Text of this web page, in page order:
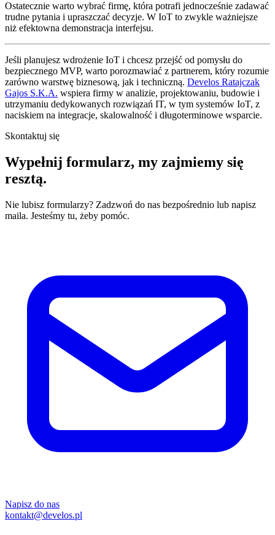
Ostatecznie warto wybrać firmę, która potrafi jednocześnie zadawać
trudne pytania i upraszczać decyzje. W IoT to zwykle ważniejsze
niż efektowna demonstracja interfejsu.
Jeśli planujesz wdrożenie IoT i chcesz przejść od pomysłu do
bezpiecznego MVP, warto porozmawiać z partnerem, który rozumie
zarówno warstwę biznesową, jak i techniczną. Develos Ratajczak
Gajos S.K.A. wspiera firmy w analizie, projektowaniu, budowie i
utrzymaniu dedykowanych rozwiązań IT, w tym systemów IoT, z
naciskiem na integracje, skalowalność i długoterminowe wsparcie.
Skontaktuj się
Wypełnij formularz, my zajmiemy się
resztą.
Nie lubisz formularzy? Zadzwoń do nas bezpośrednio lub napisz
maila. Jesteśmy tu, żeby pomóc.
Napisz do nas
kontakt@develos.pl